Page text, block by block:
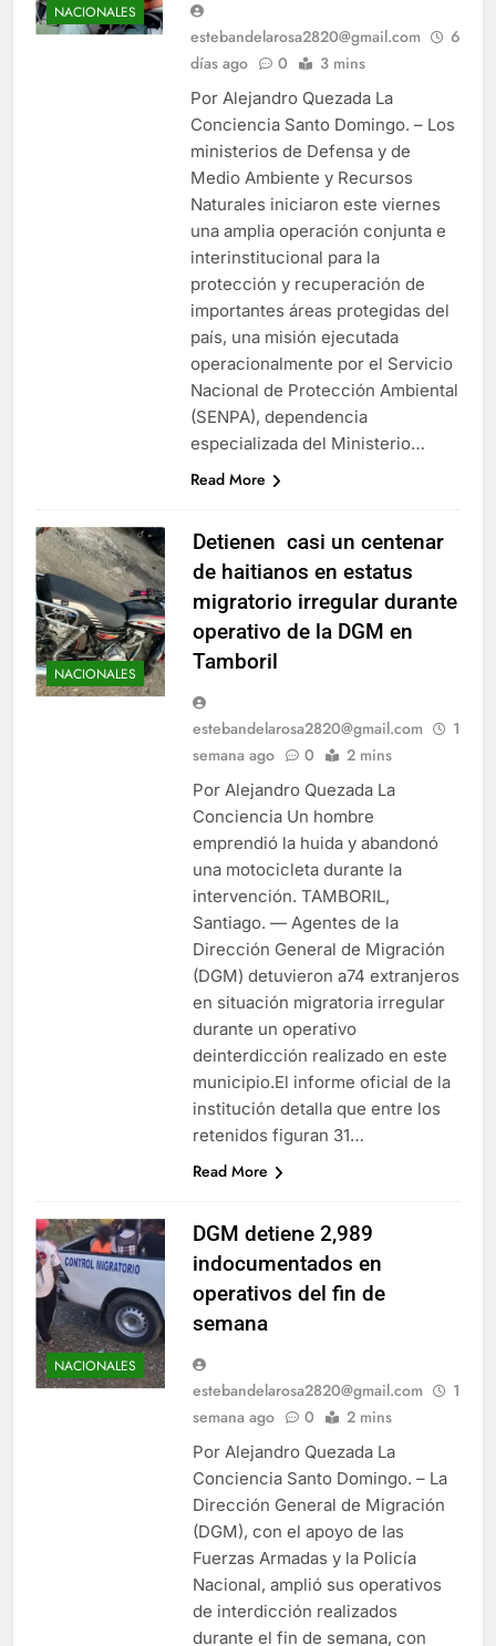
NACIONALES
estebandelarosa2820@gmail.com
6
días ago
0 3 mins
Por Alejandro Quezada La
Conciencia Santo Domingo. – Los
ministerios de Defensa y de
Medio Ambiente y Recursos
Naturales iniciaron este viernes
una amplia operación conjunta e
interinstitucional para la
protección y recuperación de
importantes áreas protegidas del
país, una misión ejecutada
operacionalmente por el Servicio
Nacional de Protección Ambiental
(SENPA), dependencia
especializada del Ministerio…
Read More
NACIONALES
Detienen casi un centenar
de haitianos en estatus
migratorio irregular durante
operativo de la DGM en
Tamboril
estebandelarosa2820@gmail.com
1
semana ago
0 2 mins
Por Alejandro Quezada La
Conciencia Un hombre
emprendió la huida y abandonó
una motocicleta durante la
intervención. TAMBORIL,
Santiago. — Agentes de la
Dirección General de Migración
(DGM) detuvieron a74 extranjeros
en situación migratoria irregular
durante un operativo
deinterdicción realizado en este
municipio.El informe oficial de la
institución detalla que entre los
retenidos figuran 31…
Read More
NACIONALES
DGM detiene 2,989
indocumentados en
operativos del fin de
semana
estebandelarosa2820@gmail.com
1
semana ago
0 2 mins
Por Alejandro Quezada La
Conciencia Santo Domingo. – La
Dirección General de Migración
(DGM), con el apoyo de las
Fuerzas Armadas y la Policía
Nacional, amplió sus operativos
de interdicción realizados
durante el fin de semana, con